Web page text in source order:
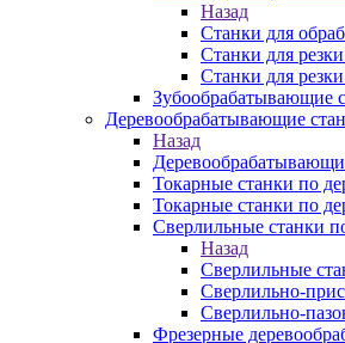
Назад
Станки для
Станки для
Станки для
Зубообрабатывающие
Деревообрабатывающие
Назад
Токарные станки по
Токарные станки по
Сверлильные станки
Назад
Сверлильные
Сверлильно-
Сверлильно-
Фрезерные